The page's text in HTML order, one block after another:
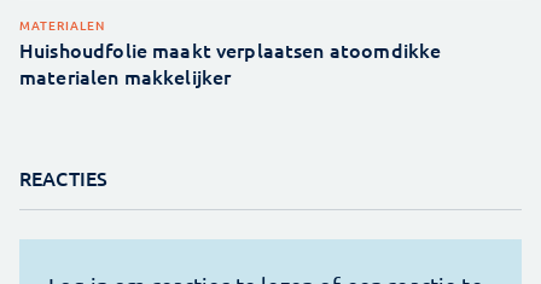
MATERIALEN
Huishoudfolie maakt verplaatsen atoomdikke
materialen makkelijker
REACTIES